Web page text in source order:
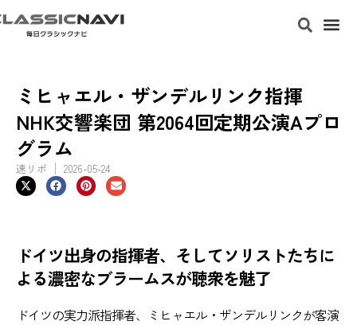
ミヒャエル・ザンデルリンク指揮
NHK交響楽団 第2064回定期公演Aプロ
グラム
速リポ 2026-05-24
ドイツ出身の指揮者、そしてソリストたちに
よる濃密なブラームスが聴衆を魅了
ドイツの実力派指揮者、ミヒャエル・ザンデルリンクが客演